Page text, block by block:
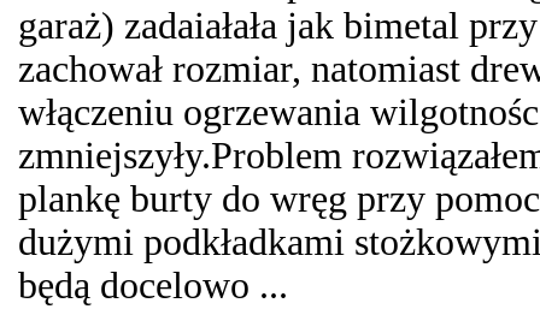
garaż) zadaiałała jak bimetal
zachował rozmiar, natomiast
włączeniu ogrzewania
zmniejszyły.Problem
plankę burty do wręg przy
dużymi podkładkami
będą docelowo ...